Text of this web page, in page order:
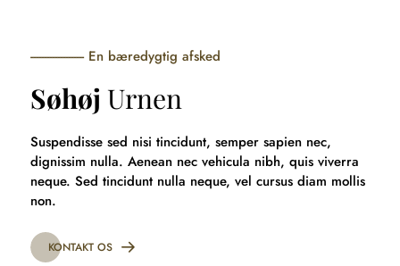
En bæredygtig afsked
Søhøj Urnen
Suspendisse sed nisi tincidunt, semper sapien nec,
dignissim nulla. Aenean nec vehicula nibh, quis viverra
neque. Sed tincidunt nulla neque, vel cursus diam mollis
non.
KONTAKT OS